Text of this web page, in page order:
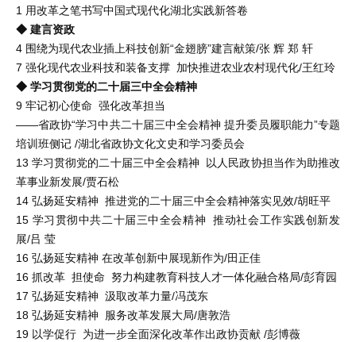
1 用改革之笔书写中国式现代化湖北实践新答卷
◆ 建言资政
4 围绕为现代农业插上科技创新“金翅膀”建言献策/张 辉 郑 轩
7 强化现代农业科技和装备支撑 加快推进农业农村现代化/王红玲
◆ 学习贯彻党的二十届三中全会精神
9 牢记初心使命 强化改革担当
——省政协“学习中共二十届三中全会精神 提升委员履职能力”专题
培训班侧记 /湖北省政协文化文史和学习委员会
13 学习贯彻党的二十届三中全会精神 以人民政协担当作为助推改
革事业新发展/贾石松
14 弘扬延安精神 推进党的二十届三中全会精神落实见效/胡旺平
15 学习贯彻中共二十届三中全会精神 推动社会工作实践创新发
展/吕 莹
16 弘扬延安精神 在改革创新中展现新作为/田正佳
16 抓改革 担使命 努力构建教育科技人才一体化融合格局/彭育园
17 弘扬延安精神 汲取改革力量/冯茂东
18 弘扬延安精神 服务改革发展大局/唐敦浩
19 以学促行 为进一步全面深化改革作出政协贡献 /彭博薇